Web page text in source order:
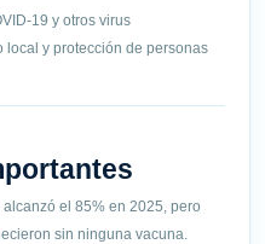
19 y otros virus
y protección de personas
el 85% en 2025, pero
sin ninguna vacuna.